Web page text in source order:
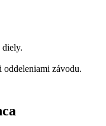
diely.
závodu.